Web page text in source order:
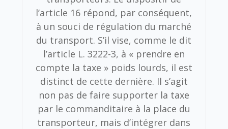
l’article 16 répond, par conséquent,
à un souci de régulation du marché
du transport. S’il vise, comme le dit
l’article L. 3222-3, à « prendre en
compte la taxe » poids lourds, il est
distinct de cette dernière. Il s’agit
non pas de faire supporter la taxe
par le commanditaire à la place du
transporteur, mais d’intégrer dans